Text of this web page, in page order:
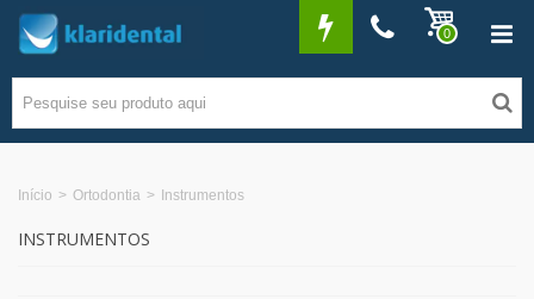
0
Início > Ortodontia > Instrumentos
INSTRUMENTOS